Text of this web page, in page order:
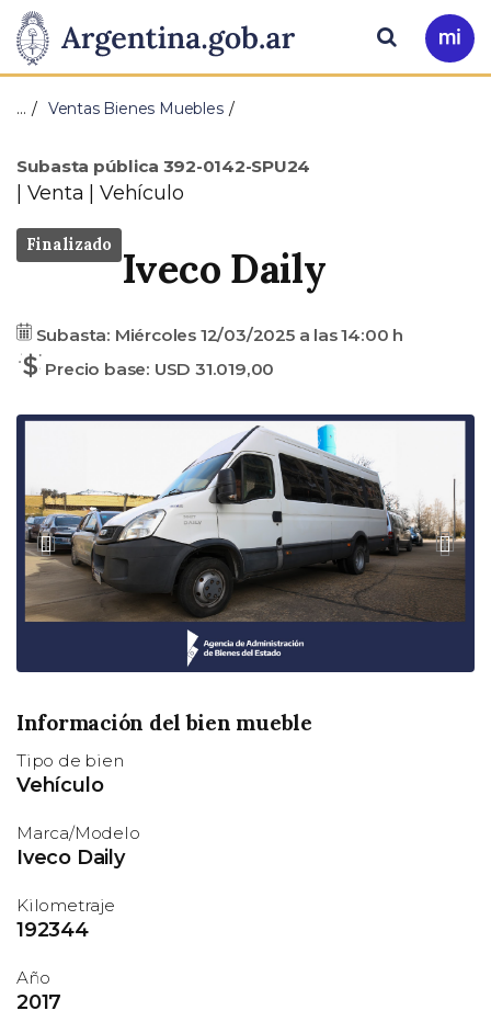
Presidencia
de
Nación
Pasar al contenido principal
Ir
a
Buscar
… Ventas Bienes Muebles
Subasta pública 392-0142-SPU24
Venta | Vehículo
Estado
Finalizado Iveco Daily
Fecha
Subasta: Miércoles 12/03/2025 a las14:00 h
Precio
base
Precio base: USD 31.019,00
A
t
e
r
o
S
u
i
e
n
e
Información del bien mueble
Tipo de bien
Vehículo
Marca/Modelo
Iveco Daily
Kilometraje
192344
Año
2017